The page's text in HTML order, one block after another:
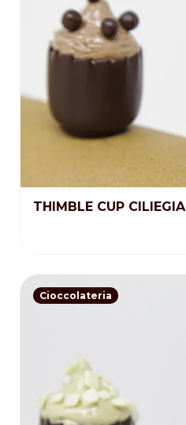
THIMBLE CUP CILIEGIA
Cioccolateria